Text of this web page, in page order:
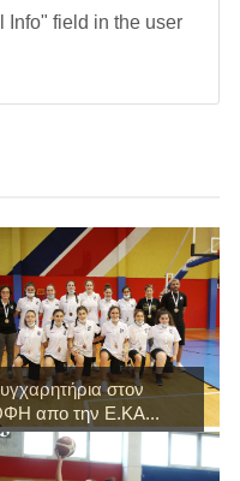
Info" field in the user
στον
απο την Ε.ΚΑ...